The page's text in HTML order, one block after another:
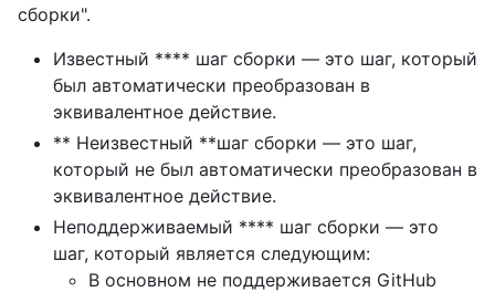
сборки".
Известный **** шаг сборки — это шаг, который
был автоматически преобразован в
эквивалентное действие.
** Неизвестный **шаг сборки — это шаг,
который не был автоматически преобразован в
эквивалентное действие.
Неподдерживаемый **** шаг сборки — это
шаг, который является следующим:
В основном не поддерживается GitHub